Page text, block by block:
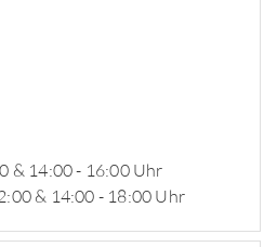
& 14:00 - 16:00 Uhr
& 14:00 - 18:00 Uhr